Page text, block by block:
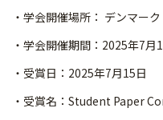
・学会開催場所： デンマー
・学会開催期間：2025年7月
・受賞日：2025年7月15日
・受賞名：Student Paper